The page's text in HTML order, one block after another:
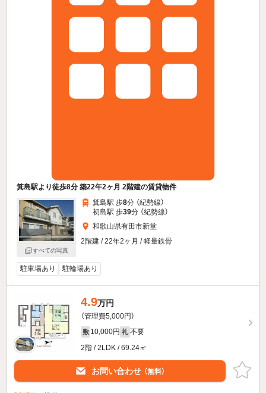
箕島駅より徒歩8分 築22年2ヶ月 2階建の賃貸物件
すべての写真
箕島駅 歩8分 （紀勢線）
初島駅 歩39分 （紀勢線）
和歌山県有田市新堂
2階建 / 22年2ヶ月 / 軽量鉄骨
駐車場あり 駐輪場あり
4.9万円
（管理費5,000円）
敷 10,000円 礼 不要
2階 / 2LDK / 69.24㎡
お問い合わせ （無料）